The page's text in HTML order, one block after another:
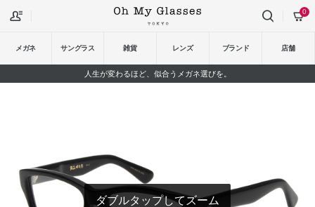
メガネ サングラス 雑貨 レンズ ブランド 店舗
0
人生が変わるほど、似合うメガネ選びを。
ダブルタップしてズーム